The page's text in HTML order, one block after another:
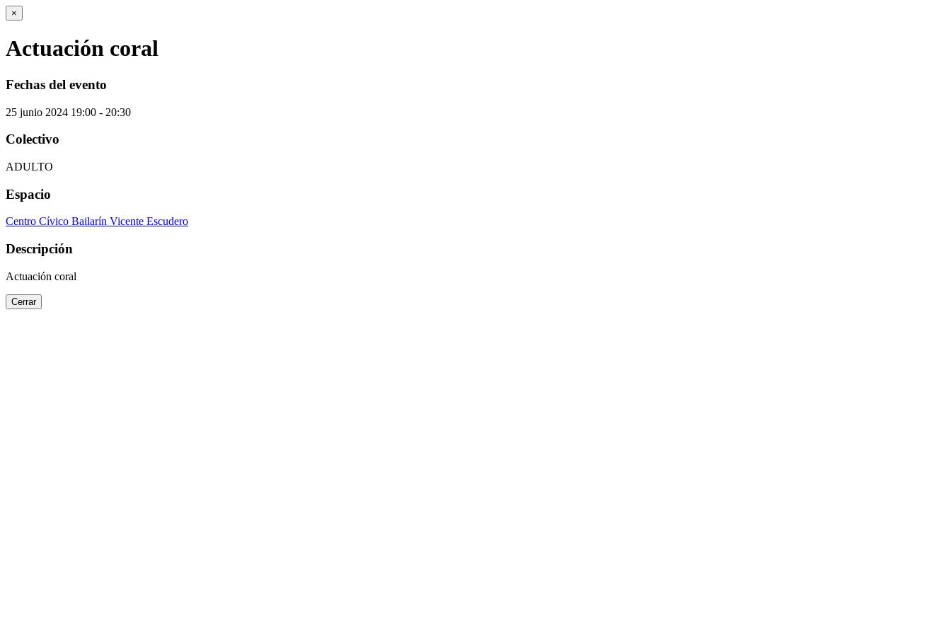
×
Actuación coral
Fechas del evento
25 junio 2024 19:00 - 20:30
Colectivo
ADULTO
Espacio
Centro Cívico Bailarín Vicente Escudero
Descripción
Actuación coral
Cerrar